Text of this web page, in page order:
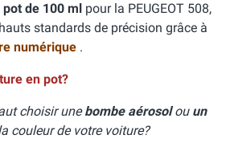
pot de 100 ml pour la PEUGEOT 508,
standards de précision grâce à
numérique .
en pot?
choisir unebombe aérosolou un
couleur de votre voiture?